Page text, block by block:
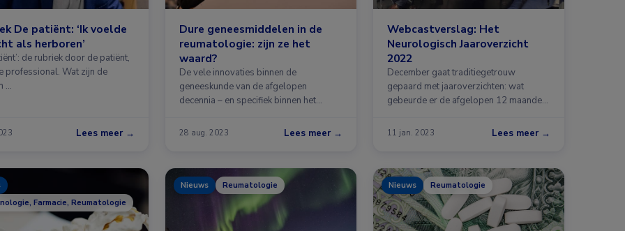
De patiënt: ‘Ik voelde
als herboren’
de rubriek door de patiënt,
professional. Wat zijn de
…
Lees meer →
Dure geneesmiddelen in de
reumatologie: zijn ze het
waard?
De vele innovaties binnen de
geneeskunde van de afgelopen
decennia – en specifiek binnen het
28 aug. 2023 Lees meer →
Webcastverslag: Het
Neurologisch Jaaroverzicht
2022
December gaat traditiegetrouw
gepaard met jaaroverzichten: wat
gebeurde er de afgelopen 12 maanden
11 jan. 2023 Lees meer →
Farmacie, Reumatologie
Nieuws Reumatologie Nieuws Reumatologie